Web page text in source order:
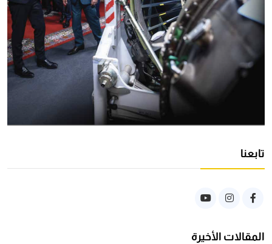
تابعنا
المقالات الأخيرة